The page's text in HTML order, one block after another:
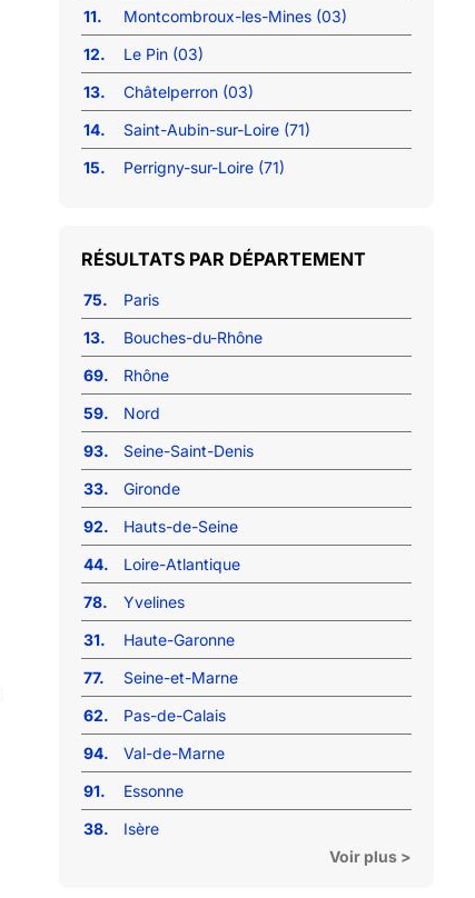
11.
Montcombroux-les-Mines (03)
12.
Le Pin (03)
13.
Châtelperron (03)
14.
Saint-Aubin-sur-Loire (71)
15.
Perrigny-sur-Loire (71)
RÉSULTATS PAR DÉPARTEMENT
75.
Paris
13.
Bouches-du-Rhône
69.
Rhône
59.
Nord
93.
Seine-Saint-Denis
33.
Gironde
92.
Hauts-de-Seine
44.
Loire-Atlantique
78.
Yvelines
31.
Haute-Garonne
77.
Seine-et-Marne
62.
Pas-de-Calais
94.
Val-de-Marne
91.
Essonne
38.
Isère
Voir plus >